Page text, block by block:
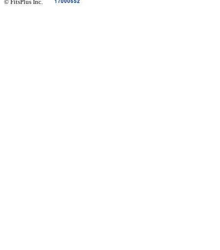
© FitsPlus Inc.